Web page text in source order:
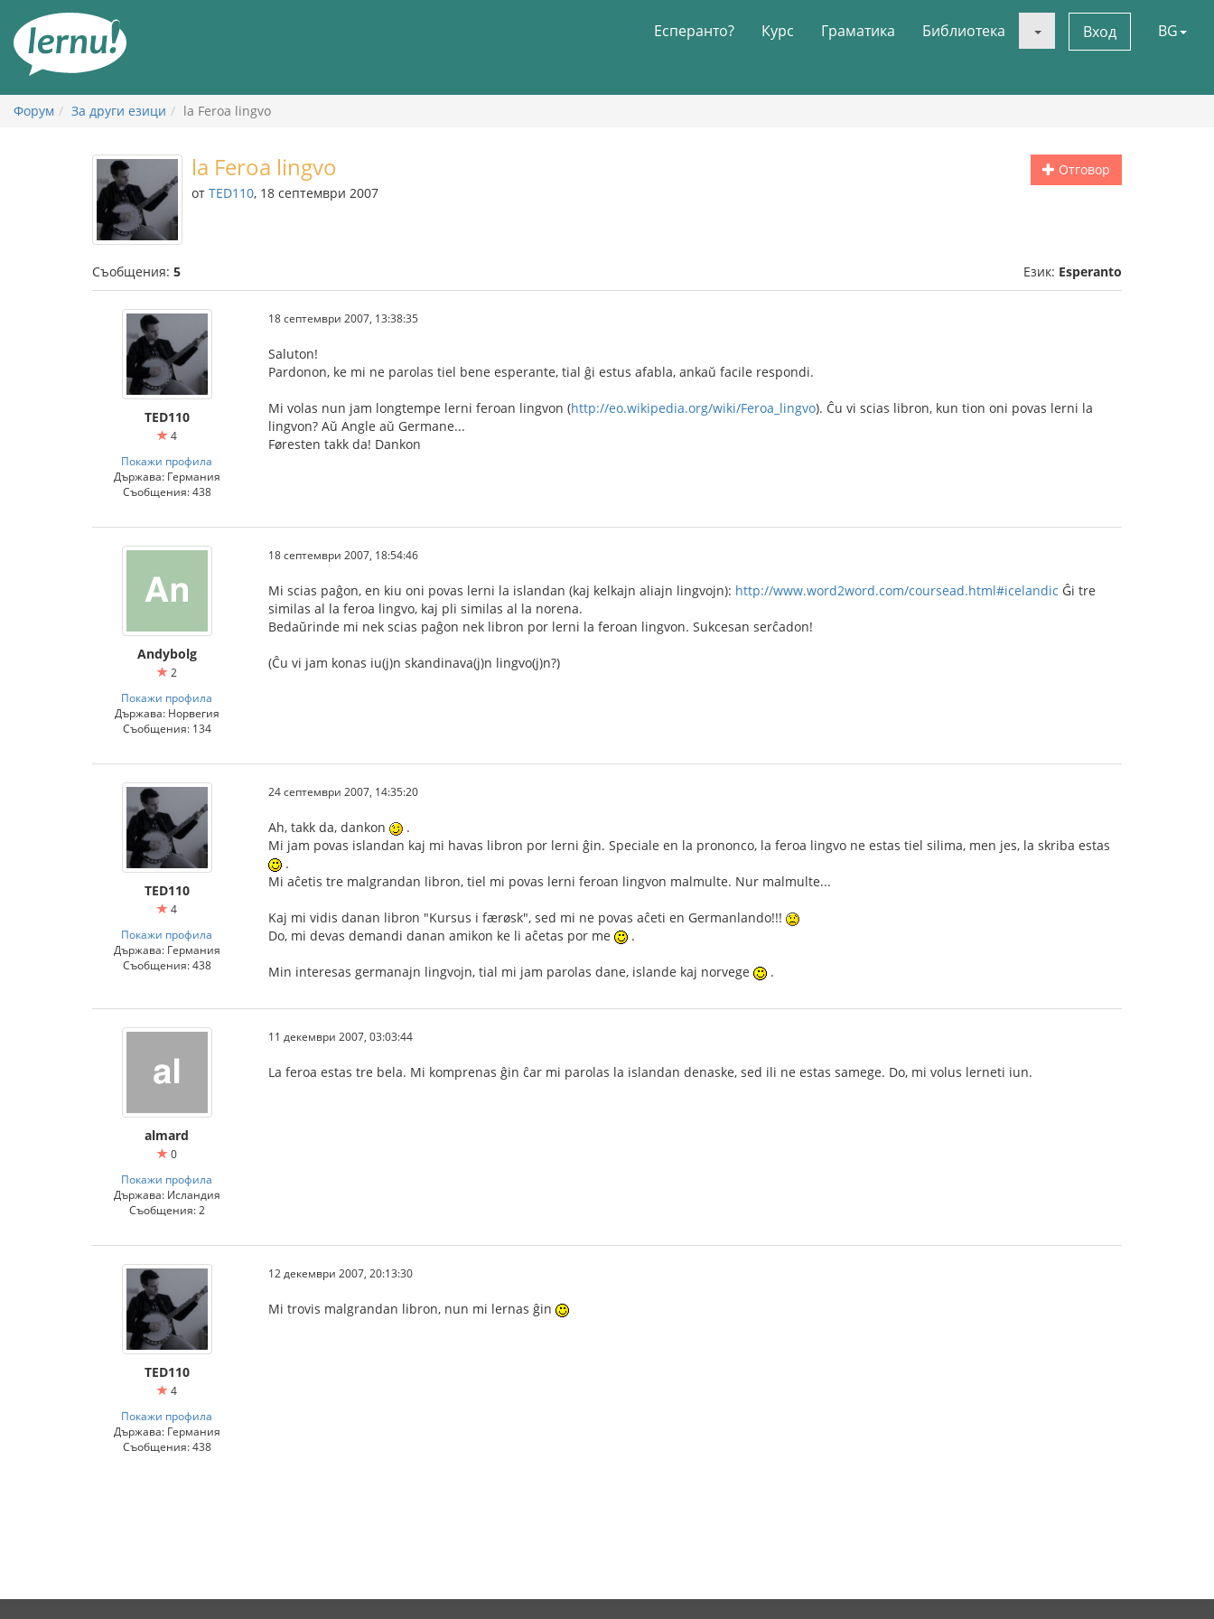
съдържанието
Есперанто? Курс Граматика Библиотека Вход BG
Форум За други езици la Feroa lingvo
Отговор
la Feroa lingvo
от TED110, 18 септември 2007
Съобщения: 5 Език: Esperanto
TED110
4
Покажи профила
Държава: Германия
Съобщения: 438
18 септември 2007, 13:38:35
Saluton!
Pardonon, ke mi ne parolas tiel bene esperante, tial ĝi estus afabla, ankaŭ facile respondi.
Mi volas nun jam longtempe lerni feroan lingvon (http://eo.wikipedia.org/wiki/Feroa_lingvo). Ĉu vi scias libron, kun tion oni povas lerni la
lingvon? Aŭ Angle aŭ Germane...
Føresten takk da! Dankon
Andybolg
2
Покажи профила
Държава: Норвегия
Съобщения: 134
18 септември 2007, 18:54:46
Mi scias paĝon, en kiu oni povas lerni la islandan (kaj kelkajn aliajn lingvojn): http://www.word2word.com/coursead.html#icelandic Ĝi tre
similas al la feroa lingvo, kaj pli similas al la norena.
Bedaŭrinde mi nek scias paĝon nek libron por lerni la feroan lingvon. Sukcesan serĉadon!
(Ĉu vi jam konas iu(j)n skandinava(j)n lingvo(j)n?)
TED110
4
Покажи профила
Държава: Германия
Съобщения: 438
24 септември 2007, 14:35:20
Ah, takk da, dankon
.
Mi jam povas islandan kaj mi havas libron por lerni ĝin. Speciale en la prononco, la feroa lingvo ne estas tiel silima, men jes, la skriba estas
.
Mi aĉetis tre malgrandan libron, tiel mi povas lerni feroan lingvon malmulte. Nur malmulte...
Kaj mi vidis danan libron "Kursus i færøsk", sed mi ne povas aĉeti en Germanlando!!!
Do, mi devas demandi danan amikon ke li aĉetas por me
.
Min interesas germanajn lingvojn, tial mi jam parolas dane, islande kaj norvege .
almard
0
Покажи профила
Държава: Исландия
Съобщения: 2
11 декември 2007, 03:03:44
La feroa estas tre bela. Mi komprenas ĝin ĉar mi parolas la islandan denaske, sed ili ne estas samege. Do, mi volus lerneti iun.
TED110
4
Покажи профила
Държава: Германия
Съобщения: 438
12 декември 2007, 20:13:30
Mi trovis malgrandan libron, nun mi lernas ĝin